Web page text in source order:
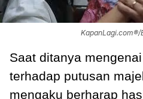
KapanLagi.com®/
Saat ditanya
terhadap putusan
mengaku berharap